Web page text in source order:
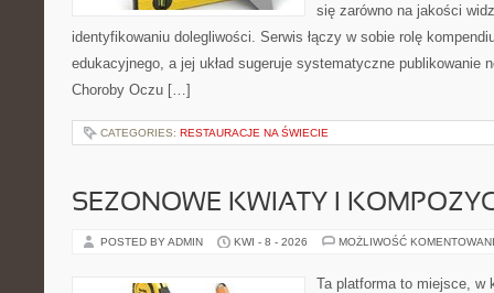
się zarówno na jakości
identyfikowaniu dolegliwości. Serwis łączy w sobie rolę
edukacyjnego, a jej układ sugeruje systematyczne publikowanie
Choroby Oczu […]
CATEGORIES: RESTAURACJE NA ŚWIECIE
SEZONOWE KWIATY I
POSTED BY ADMIN KWI - 8 - 2026 MOŻLIWOŚĆ
Ta platforma to miejsce, w